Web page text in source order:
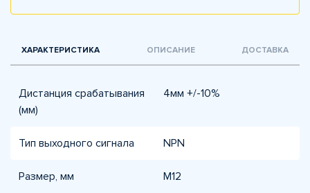
ХАРАКТЕРИСТИКА ОПИСАНИЕ ДОСТАВКА
Дистанция срабатывания
(мм)
4мм +/-10%
Тип выходного сигнала NPN
Размер, мм М12